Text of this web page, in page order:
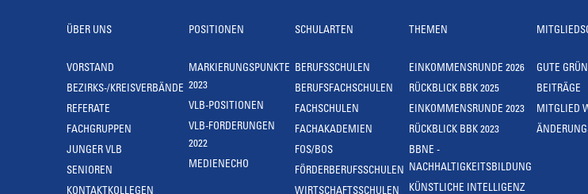
ÜBER UNS
VORSTAND
BEZIRKS-/KREISVERBÄNDE
REFERATE
FACHGRUPPEN
JUNGER VLB
SENIOREN
POSITIONEN
MARKIERUNGSPUNKTE
2023
VLB-POSITIONEN
VLB-FORDERUNGEN
2022
MEDIENECHO
SCHULARTEN
BERUFSSCHULEN
BERUFSFACHSCHULEN
FACHSCHULEN
FACHAKADEMIEN
FOS/BOS
FÖRDERBERUFSSCHULEN
THEMEN
EINKOMMENSRUNDE 2026
RÜCKBLICK BBK 2025
EINKOMMENSRUNDE 2023
RÜCKBLICK BBK 2023
BBNE -
NACHHALTIGKEITSBILDUNG
KÜNSTLICHE INTELLIGENZ
GUTE
BEITRÄGE
MITGLIED